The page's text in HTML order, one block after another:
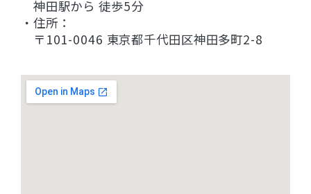
神田駅から 徒歩5分
・住所：
〒101-0046 東京都千代田区神田多町2-8